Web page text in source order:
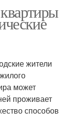
жители
может
проживает
способов